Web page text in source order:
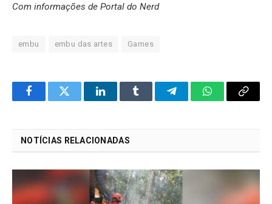
Com informações de Portal do Nerd
embu embu das artes Games
FacebookTwitter LinkedInTumblr TelegramWhatsApp
Copy
NOTÍCIAS RELACIONADAS